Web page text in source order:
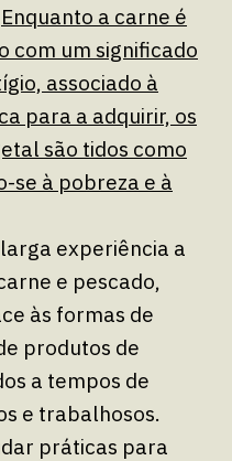
Enquanto a carne é
com um significado
associado à
para a adquirir, os
são tidos como
se à pobreza e à
experiência a
e pescado,
às formas de
produtos de
a tempos de
e trabalhosos.
práticas para